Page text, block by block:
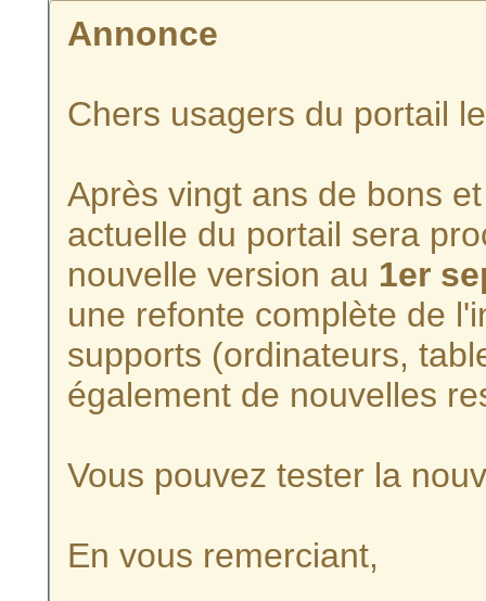
Annonce
Chers usagers du portail
Après vingt ans de bons
actuelle du portail sera
nouvelle version au 1er
une refonte complète de
supports (ordinateurs,
également de nouvelles
Vous pouvez tester la
En vous remerciant,